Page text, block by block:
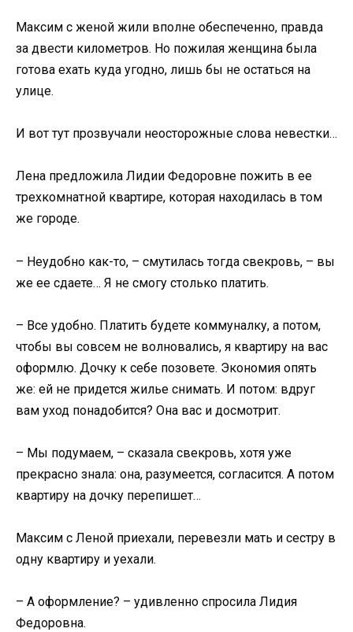
Максим с женой жили вполне обеспеченно, правда
за двести километров. Но пожилая женщина была
готова ехать куда угодно, лишь бы не остаться на
улице.
И вот тут прозвучали неосторожные слова невестки…
Лена предложила Лидии Федоровне пожить в ее
трехкомнатной квартире, которая находилась в том
же городе.
– Неудобно как-то, – смутилась тогда свекровь, – вы
же ее сдаете… Я не смогу столько платить.
– Все удобно. Платить будете коммуналку, а потом,
чтобы вы совсем не волновались, я квартиру на вас
оформлю. Дочку к себе позовете. Экономия опять
же: ей не придется жилье снимать. И потом: вдруг
вам уход понадобится? Она вас и досмотрит.
– Мы подумаем, – сказала свекровь, хотя уже
прекрасно знала: она, разумеется, согласится. А потом
квартиру на дочку перепишет…
Максим с Леной приехали, перевезли мать и сестру в
одну квартиру и уехали.
– А оформление? – удивленно спросила Лидия
Федоровна.